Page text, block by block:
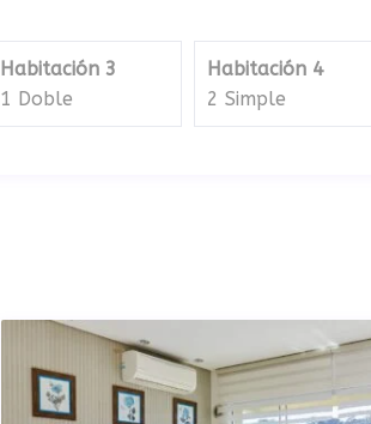
Habitación 3
1 Doble
Habitación 4
2 Simple